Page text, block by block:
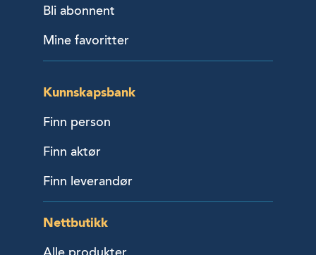
Bli abonnent
Mine favoritter
Kunnskapsbank
Finn person
Finn aktør
Finn leverandør
Nettbutikk
Alle produkter